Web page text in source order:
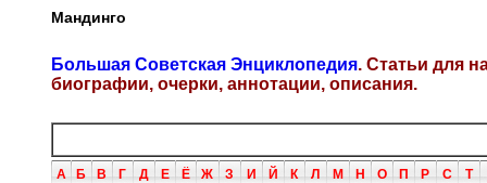
Мандинго
Большая Советская Энциклопедия. Статьи для
биографии, очерки, аннотации, описания.
А Б В Г Д Е Ё Ж З И Й К Л М Н О П Р С Т